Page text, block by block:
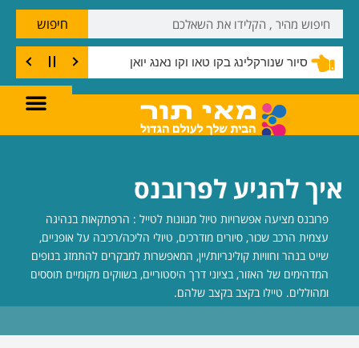
סיור שנורקלינג בקו טאו וקו נאנג יואן
חיפוש
איך להגיע לפרובנס
פרובנס מציעה אפשרויות טיול מגוונות לטייל : הרפתקאות בנהיגה
עצמית הרכב שכור, סיורים מודרכים, טיולי הליכה/רכיבה על אופניים,
שייט בנהר וחוויות קולינריות/יין, המאפשרות למבקרים להתמזג בנופים
המדהימים של האזור, בציוני דרך היסטוריים, בשווקים מקומיים תוססים
ומהוללים. טיילו בקצב בקצב שלהם.